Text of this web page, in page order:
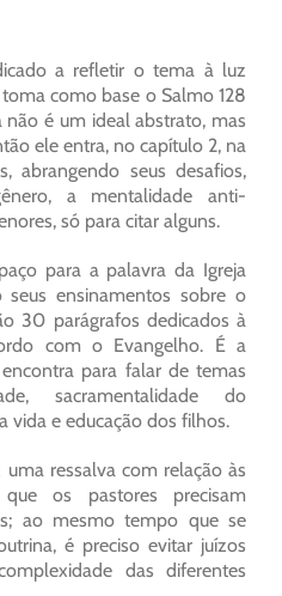
a refletir o tema à luz
como base o Salmo 128
não é um ideal abstrato, mas
ele entra, no capítulo 2, na
abrangendo seus desafios,
a mentalidade anti-
só para citar alguns.
para a palavra da Igreja
seus ensinamentos sobre o
30 parágrafos dedicados à
com o Evangelho. É a
para falar de temas
sacramentalidade do
vida e educação dos filhos.
ressalva com relação às
os pastores precisam
ao mesmo tempo que se
é preciso evitar juízos
das diferentes